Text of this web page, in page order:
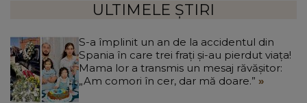
ULTIMELE ȘTIRI
S-a împlinit un an de la accidentul din
Spania în care trei frați și-au pierdut viața!
Mama lor a transmis un mesaj răvășitor:
„Am comori în cer, dar mă doare.”